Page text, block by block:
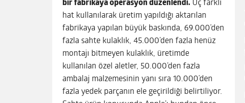
bir fabrikaya operasyon düzenlendi. Üç farklı
hat kullanılarak üretim yapıldığı aktarılan
fabrikaya yapılan büyük baskında, 69.000’den
fazla sahte kulaklık, 45.000’den fazla henüz
montajı bitmeyen kulaklık, üretimde
kullanılan özel aletler, 50.000’den fazla
ambalaj malzemesinin yanı sıra 10.000’den
fazla yedek parçanın ele geçirildiği belirtiliyor.